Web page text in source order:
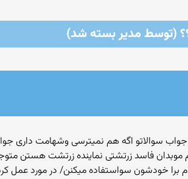
(توسط مدیر بسته شد)
سوالاتو اگه هم نمیترسی وشهامت داری
فاسد زرتشتی نماینده زرتشت هستن
برا خودشون سواستفاده میكنن/ در مورد عمل